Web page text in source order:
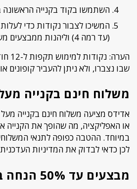
השתמשו בקוד בקנייה
המשיכו לצבור נקודות כדי
(עד רמה 4) וליהנות ממבצעים משתלמים יותר.
שבו נצברו, ולא ניתן להעביר קופונים
משלוח חינם בקנייה מעל 249.90
או האפליקציה, מה שהופך את הקנייה
במיוחד. ההטבה כפופה לתנאי
לכן כדאי לבדוק את המדיניות
מבצעים עד 50% הנחה באאוטלט